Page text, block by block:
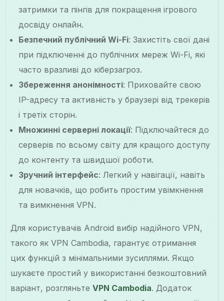
затримки та пінгів для покращення ігрового
досвіду онлайн.
Безпечний публічний Wi-Fi: Захистіть свої дані
при підключенні до публічних мереж Wi-Fi, які
часто вразливі до кіберзагроз.
Збереження анонімності: Приховайте свою
IP-адресу та активність у браузері від трекерів
і третіх сторін.
Множинні серверні локації: Підключайтеся до
серверів по всьому світу для кращого доступу
до контенту та швидшої роботи.
Зручний інтерфейс: Легкий у навігації, навіть
для новачків, що робить простим увімкнення
та вимкнення VPN.
Для користувачів Android вибір надійного VPN,
такого як VPN Cambodia, гарантує отримання
цих функцій з мінімальними зусиллями. Якщо
шукаєте простий у використанні безкоштовний
варіант, розгляньтеVPN Cambodia. Додаток